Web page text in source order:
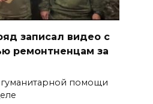
записал видео с
ремонтненцам за
помощи